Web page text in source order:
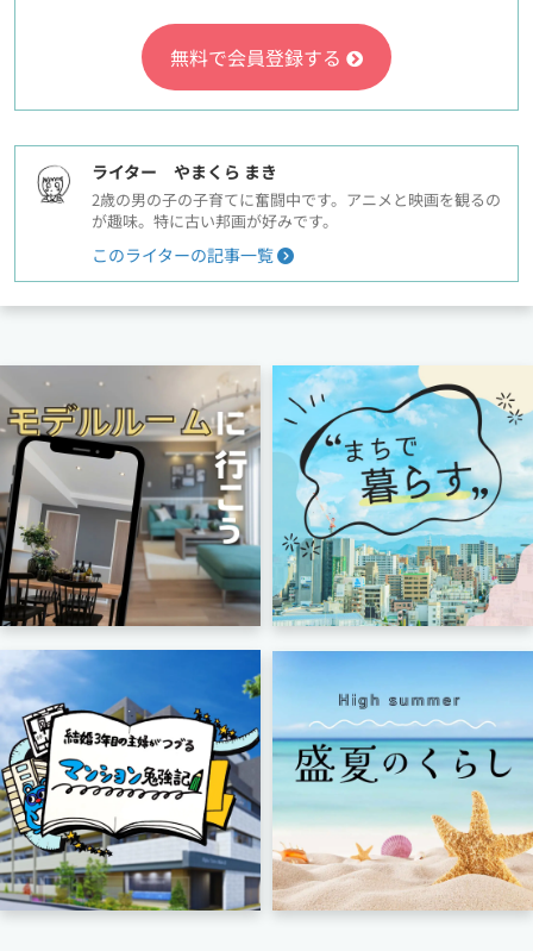
無料で会員登録する
ライター やまくら まき
2歳の男の子の子育てに奮闘中です。アニメと映画を観るの
が趣味。特に古い邦画が好みです。
このライターの記事一覧